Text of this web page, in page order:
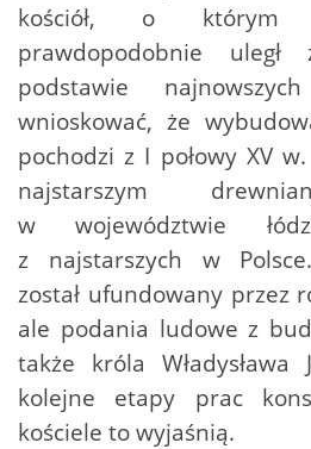
kościół, o którym
prawdopodobnie
podstawie
wnioskować, że
pochodzi z I połowy XV
najstarszym
w województwie
z najstarszych w
został ufundowany przez
ale podania ludowe z
także króla Władysława
kolejne etapy prac
kościele to wyjaśnią.